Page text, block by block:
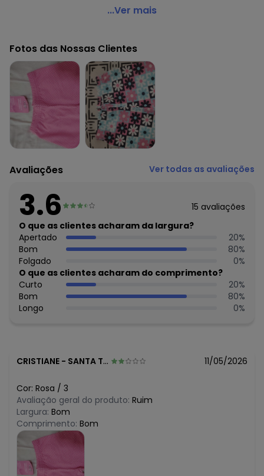
Duduka - Bermuda Ciclista Básica Infantil Rosa
Fornecedor: LULI INDÚSTRIA E COMÉRCIO DE CONFECÇÕES /
CNPJ 78.644.424/0001-86
Feito: Brasil
Cuidados para conservação do produto: Lavar em até
40°C. Não usar alvejante à base de cloro. Secar à sombra
em local arejado. Não secar em tambor. Passar em até
150°C. Não limpar a seco. Evitar torcer para não danificar a
peça.
Tecido: Cotton
Composição: 97%Algodão.3%Elastano
Histórico de preços
O preço apresentado abaixo é o menor oferecido em
algum dia do mês, para o menor tamanho disponível.
agosto/2026
N/D*
julho/2026
junho/2026 R$ 23,94
maio/2026 R$ 23,94
abril/2026 R$ 23,94
março/2026 R$ 23,94
fevereiro/2026 R$ 25,93
...Ver mais
Fotos das Nossas Clientes
Avaliações Ver todas as avaliações
3.6 15 avaliações
O que as clientes acharam da largura?
Apertado
20%
Bom
80%
Folgado
0%
O que as clientes acharam do comprimento?
Curto
20%
Bom
80%
Longo
0%
CRISTIANE - SANTA TERESA - ES 11/05/2026
Cor: Rosa / 3
Avaliação geral do produto: Ruim
Largura: Bom
Comprimento: Bom